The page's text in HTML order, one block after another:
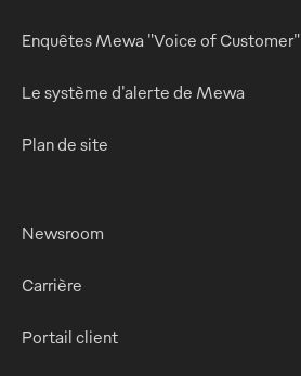
Enquêtes Mewa "Voice of Customer"
Le système d'alerte de Mewa
Plan de site
Newsroom
Carrière
Portail client